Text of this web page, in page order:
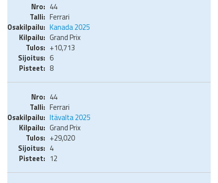
44
Ferrari
Kanada 2025
Grand Prix
+10,713
6
8
44
Ferrari
Itävalta 2025
Grand Prix
+29,020
4
12